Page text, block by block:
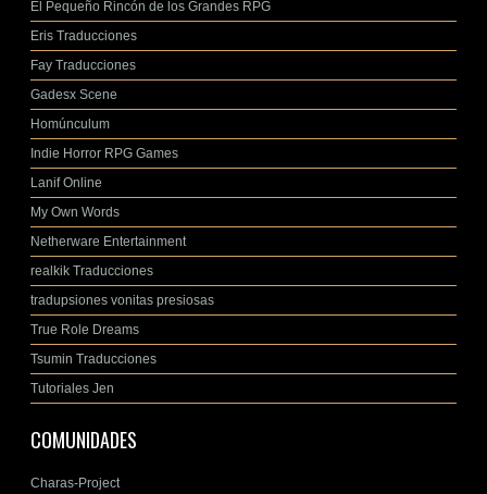
El Pequeño Rincón de los Grandes RPG
Eris Traducciones
Fay Traducciones
Gadesx Scene
Homúnculum
Indie Horror RPG Games
Lanif Online
My Own Words
Netherware Entertainment
realkik Traducciones
tradupsiones vonitas presiosas
True Role Dreams
Tsumin Traducciones
Tutoriales Jen
COMUNIDADES
Charas-Project